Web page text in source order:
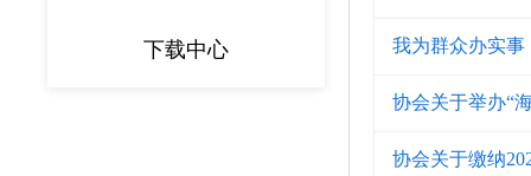
下载中心 我为群众办实
协会关于举办“
协会关于缴纳